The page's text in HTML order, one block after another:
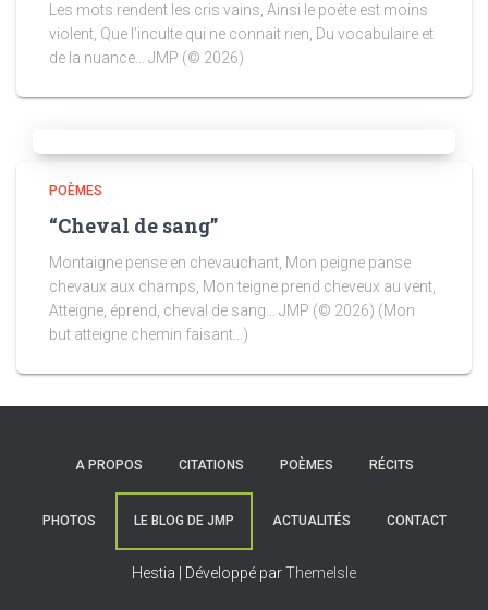
Les mots rendent les cris vains, Ainsi le poète est moins
violent, Que l’inculte qui ne connait rien, Du vocabulaire et
de la nuance… JMP (© 2026)
POÈMES
“Cheval de sang”
Montaigne pense en chevauchant, Mon peigne panse
chevaux aux champs, Mon teigne prend cheveux au vent,
Atteigne, éprend, cheval de sang… JMP (© 2026) (Mon
but atteigne chemin faisant…)
A PROPOS CITATIONS POÈMES RÉCITS
PHOTOS LE BLOG DE JMP ACTUALITÉS CONTACT
Hestia | Développé parThemeIsle